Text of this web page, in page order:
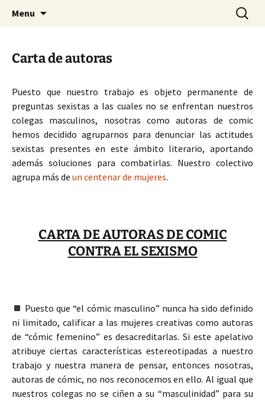
Collectif des créatrices de
bande dessinée contre le
sexisme
Menu
Carta de autoras
Puesto que nuestro trabajo es objeto permanente de
preguntas sexistas a las cuales no se enfrentan nuestros
colegas masculinos, nosotras como autoras de comic
hemos decidido agruparnos para denunciar las actitudes
sexistas presentes en este ámbito literario, aportando
además soluciones para combatirlas. Nuestro colectivo
agrupa más de un centenar de mujeres.
CARTA DE AUTORAS DE COMIC
CONTRA EL SEXISMO
Puesto que “el cómic masculino” nunca ha sido definido
ni limitado, calificar a las mujeres creativas como autoras
de “cómic femenino” es desacreditarlas. Si este apelativo
atribuye ciertas características estereotipadas a nuestro
trabajo y nuestra manera de pensar, entonces nosotras,
autoras de cómic, no nos reconocemos en ello. Al igual que
nuestros colegas no se ciñen a su “masculinidad” para su